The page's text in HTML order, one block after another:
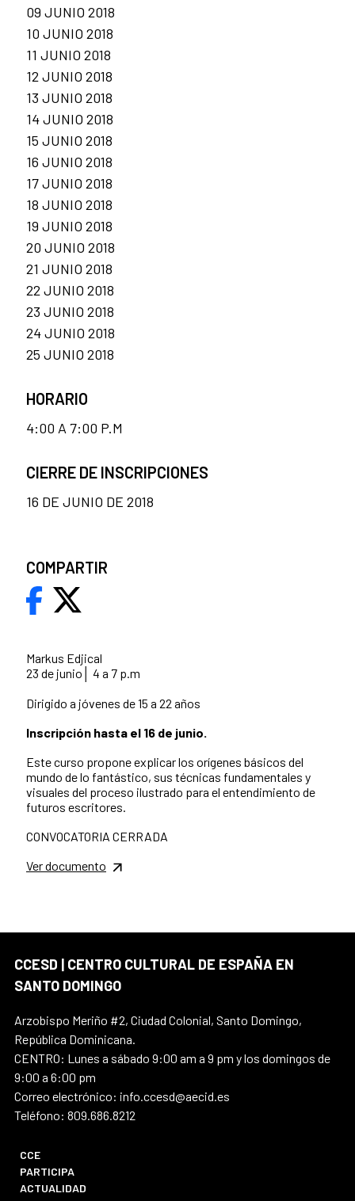
Markus Edjical
23 de junio│ 4 a 7 p.m
Dirigido a jóvenes de 15 a 22 años
Inscripción hasta el 16 de junio.
Este curso propone explicar los orígenes básicos del
mundo de lo fantástico, sus técnicas fundamentales y
visuales del proceso ilustrado para el entendimiento de
futuros escritores.
CONVOCATORIA CERRADA
Ver documento
09 JUNIO 2018
10 JUNIO 2018
11 JUNIO 2018
12 JUNIO 2018
13 JUNIO 2018
14 JUNIO 2018
15 JUNIO 2018
16 JUNIO 2018
17 JUNIO 2018
18 JUNIO 2018
19 JUNIO 2018
20 JUNIO 2018
21 JUNIO 2018
22 JUNIO 2018
23 JUNIO 2018
24 JUNIO 2018
25 JUNIO 2018
HORARIO
4:00 A 7:00 P.M
CIERRE DE INSCRIPCIONES
16 DE JUNIO DE 2018
COMPARTIR
CCESD | CENTRO CULTURAL DE ESPAÑA EN
SANTO DOMINGO
Arzobispo Meriño #2, Ciudad Colonial, Santo Domingo,
República Dominicana.
CENTRO: Lunes a sábado 9:00 am a 9 pm y los domingos de
9:00 a 6:00 pm
Correo electrónico: info.ccesd@aecid.es
Teléfono: 809.686.8212
CCE
PARTICIPA
ACTUALIDAD